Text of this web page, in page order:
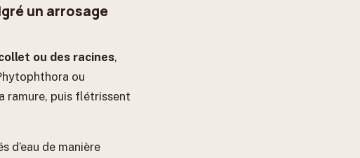
un arrosage
ou des racines,
ou
ramure, puis flétrissent
d’eau de manière